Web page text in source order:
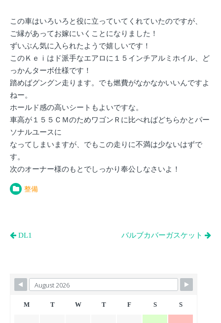
この車はいろいろと役に立っていてくれていたのですが、
ご縁があってお嫁にいくことになりました！
ずいぶん気に入られたようで嬉しいです！
このＫｅｉはド派手なエアロに１５インチアルミホイル、ど
っかんターボ仕様です！
踏めばグングン走ります。でも燃費がなかなかいいんですよ
ねー。
ホールド感の高いシートもよいですな。
車高が１５５ＣＭのためワゴンＲに比べればどちらかとパー
ソナルユースに
なってしまいますが、でもこの走りに不満は少ないはずで
す。
次のオーナー様のもとでしっかり奉公しなさいよ！
整備
投
ビ
ゲ
DL1 バルブカバーガスケット
M T W T F S S